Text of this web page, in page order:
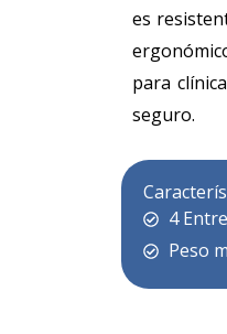
es
para
seguro.
4
Peso